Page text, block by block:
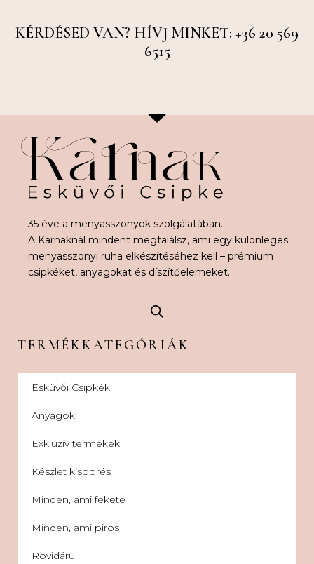
KÉRDÉSED VAN? HÍVJ MINKET: +36 20 569
6515
35 éve a menyasszonyok szolgálatában.
A Karnaknál mindent megtalálsz, ami egy különleges
menyasszonyi ruha elkészítéséhez kell – prémium
csipkéket, anyagokat és díszítőelemeket.
TERMÉKKATEGÓRIÁK
Esküvői Csipkék
Anyagok
Exkluzív termékek
Készlet kisöprés
Minden, ami fekete
Minden, ami piros
Rövidáru